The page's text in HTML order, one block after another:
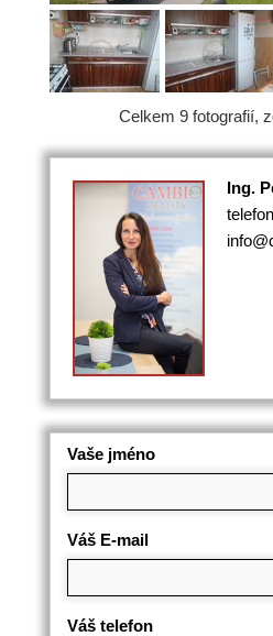
Celkem 9 fotografií,
Ing.
Vaše jméno
Váš E-mail
Váš telefon